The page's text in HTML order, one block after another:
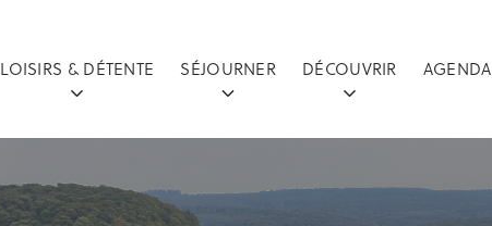
LOISIRS & DÉTENTE SÉJOURNER DÉCOUVRIR AGENDA